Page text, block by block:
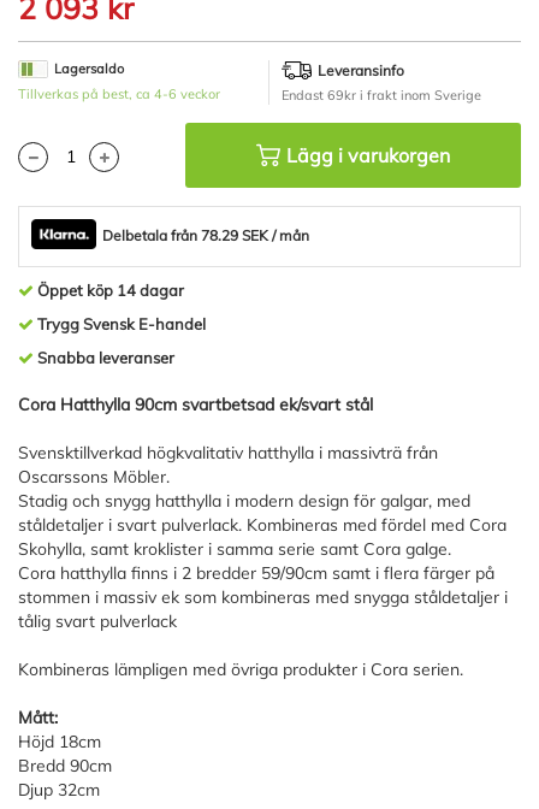
början
av
bildgalleriet
2 093 kr
Lagersaldo
Tillverkas på best, ca 4-6 veckor
Leveransinfo
Endast 69kr i frakt inom Sverige
Lägg i varukorgen
Delbetala från 78.29 SEK / mån
Öppet köp 14 dagar
Trygg Svensk E-handel
Snabba leveranser
Cora Hatthylla 90cm svartbetsad ek/svart stål
Svensktillverkad högkvalitativ hatthylla i massivträ från
Oscarssons Möbler.
Stadig och snygg hatthylla i modern design för galgar, med
ståldetaljer i svart pulverlack. Kombineras med fördel med Cora
Skohylla, samt kroklister i samma serie samt Cora galge.
Cora hatthylla finns i 2 bredder 59/90cm samt i flera färger på
stommen i massiv ek som kombineras med snygga ståldetaljer i
tålig svart pulverlack
Kombineras lämpligen med övriga produkter i Cora serien.
Mått:
Höjd 18cm
Bredd 90cm
Djup 32cm